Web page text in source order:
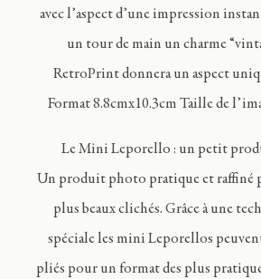
avec l’aspect d’une impression
un tour de main un charme
RetroPrint donnera un aspect
Format 8.8cmx10.3cm Taille de
Le Mini Leporello : un petit
Un produit photo pratique et raffiné
plus beaux clichés. Grâce à une
spéciale les mini Leporellos
pliés pour un format des plus